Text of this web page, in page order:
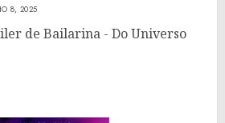
8, 2025
de Bailarina - Do Universo